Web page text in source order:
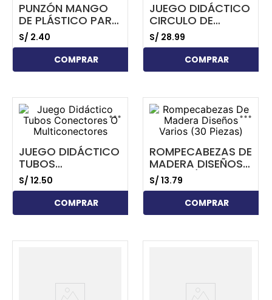
PUNZÓN MANGO
DE PLÁSTICO PARA
MICROPOROSO
S/ 2.40
COMPRAR
JUEGO DIDÁCTICO
CIRCULO DE
FRACCIONES
(PAQUETE X 9PCS)
S/ 28.99
COMPRAR
...
JUEGO DIDÁCTICO
TUBOS
CONECTORES O
MULTICONECTORES
S/ 12.50
COMPRAR
...
ROMPECABEZAS DE
MADERA DISEÑOS
VARIOS (30
PIEZAS)
S/ 13.79
COMPRAR